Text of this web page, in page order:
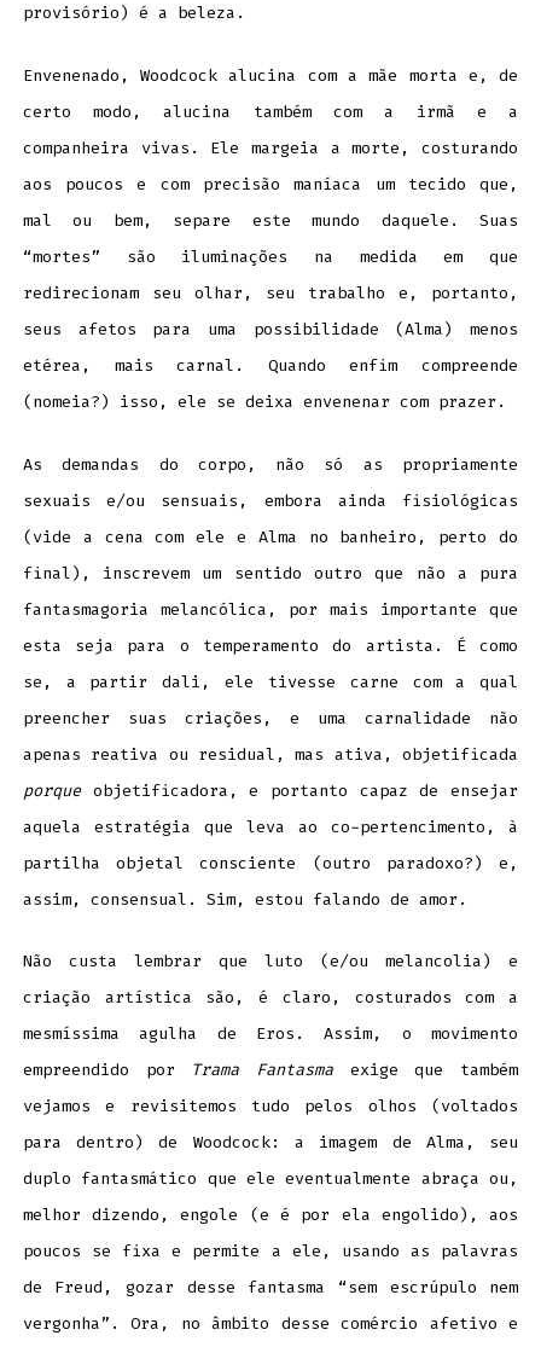
provisório) é a beleza.
Envenenado, Woodcock alucina com a mãe morta e, de
certo modo, alucina também com a irmã e a
companheira vivas. Ele margeia a morte, costurando
aos poucos e com precisão maníaca um tecido que,
mal ou bem, separe este mundo daquele. Suas
“mortes” são iluminações na medida em que
redirecionam seu olhar, seu trabalho e, portanto,
seus afetos para uma possibilidade (Alma) menos
etérea, mais carnal. Quando enfim compreende
(nomeia?) isso, ele se deixa envenenar com prazer.
As demandas do corpo, não só as propriamente
sexuais e/ou sensuais, embora ainda fisiológicas
(vide a cena com ele e Alma no banheiro, perto do
final), inscrevem um sentido outro que não a pura
fantasmagoria melancólica, por mais importante que
esta seja para o temperamento do artista. É como
se, a partir dali, ele tivesse carne com a qual
preencher suas criações, e uma carnalidade não
apenas reativa ou residual, mas ativa, objetificada
porqueobjetificadora, e portanto capaz de ensejar
aquela estratégia que leva ao co-pertencimento, à
partilha objetal consciente (outro paradoxo?) e,
assim, consensual. Sim, estou falando de amor.
Não custa lembrar que luto (e/ou melancolia) e
criação artística são, é claro, costurados com a
mesmíssima agulha de Eros. Assim, o movimento
empreendido por
Trama Fantasma exige que também
vejamos e revisitemos tudo pelos olhos (voltados
para dentro) de Woodcock: a imagem de Alma, seu
duplo fantasmático que ele eventualmente abraça ou,
melhor dizendo, engole (e é por ela engolido), aos
poucos se fixa e permite a ele, usando as palavras
de Freud, gozar desse fantasma “sem escrúpulo nem
vergonha”. Ora, no âmbito desse comércio afetivo e